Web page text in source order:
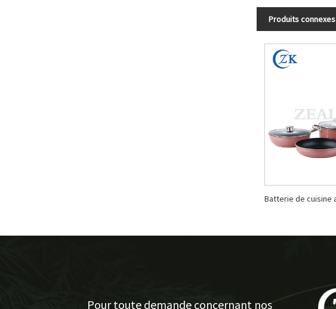
Produits connexes
Pour toute demande concernant nos